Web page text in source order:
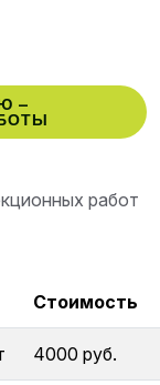
–
работ
Стоимость
4000 руб.